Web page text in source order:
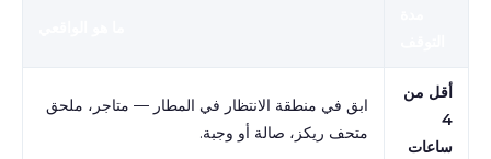
أقل من
4
ساعات
ابق في منطقة الانتظار في المطار — متاجر، ملحق
متحف ريكز، صالة أو وجبة.